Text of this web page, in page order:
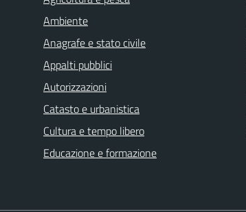
Ambiente
Anagrafe e stato civile
Appalti pubblici
Autorizzazioni
Catasto e urbanistica
Cultura e tempo libero
Educazione e formazione